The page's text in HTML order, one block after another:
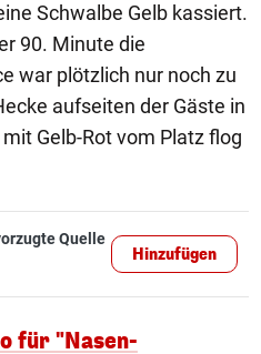
Schwalbe Gelb kassiert.
90. Minute die
war plötzlich nur noch zu
aufseiten der Gäste in
Gelb-Rot vom Platz flog
Quelle
Hinzufügen
für "Nasen-